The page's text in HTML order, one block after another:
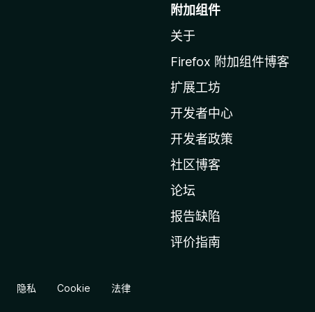
附加组件
关于
Firefox 附加组件博客
扩展工坊
开发者中心
开发者政策
社区博客
论坛
报告缺陷
评价指南
隐私 Cookie 法律